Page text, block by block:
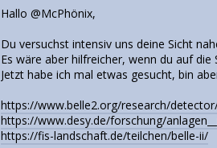
Hallo @McPhönix,
Du versuchst intensiv uns deine Sicht
Es wäre aber hilfreicher, wenn du auf die
Jetzt habe ich mal etwas gesucht, bin
https://www.belle2.org/research/
https://www.desy.de/forschung/
https://fis-landschaft.de/teilchen/belle-ii/